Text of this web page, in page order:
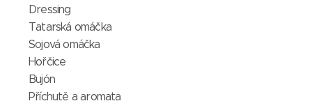
Dressing
Tatarská omáčka
Sojová omáčka
Hořčice
Bujón
Příchutě a aromata